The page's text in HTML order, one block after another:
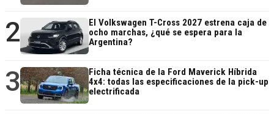
2
El Volkswagen T-Cross 2027 estrena caja de
ocho marchas, ¿qué se espera para la
Argentina?
3
Ficha técnica de la Ford Maverick Híbrida
4x4: todas las especificaciones de la pick-up
electrificada